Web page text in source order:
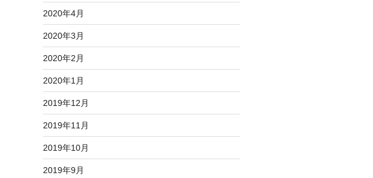
2020年4月
2020年3月
2020年2月
2020年1月
2019年12月
2019年11月
2019年10月
2019年9月